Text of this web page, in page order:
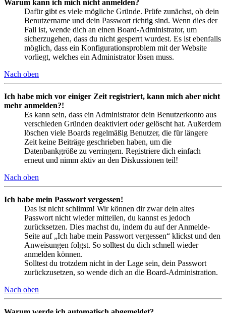
Warum kann ich mich nicht anmelden?
Dafür gibt es viele mögliche Gründe. Prüfe zunächst, ob dein
Benutzername und dein Passwort richtig sind. Wenn dies der
Fall ist, wende dich an einen Board-Administrator, um
sicherzugehen, dass du nicht gesperrt wurdest. Es ist ebenfalls
möglich, dass ein Konfigurationsproblem mit der Website
vorliegt, welches ein Administrator lösen muss.
Nach oben
Ich habe mich vor einiger Zeit registriert, kann mich aber nicht
mehr anmelden?!
Es kann sein, dass ein Administrator dein Benutzerkonto aus
verschieden Gründen deaktiviert oder gelöscht hat. Außerdem
löschen viele Boards regelmäßig Benutzer, die für längere
Zeit keine Beiträge geschrieben haben, um die
Datenbankgröße zu verringern. Registriere dich einfach
erneut und nimm aktiv an den Diskussionen teil!
Nach oben
Ich habe mein Passwort vergessen!
Das ist nicht schlimm! Wir können dir zwar dein altes
Passwort nicht wieder mitteilen, du kannst es jedoch
zurücksetzen. Dies machst du, indem du auf der Anmelde-
Seite auf „Ich habe mein Passwort vergessen“ klickst und den
Anweisungen folgst. So solltest du dich schnell wieder
anmelden können.
Solltest du trotzdem nicht in der Lage sein, dein Passwort
zurückzusetzen, so wende dich an die Board-Administration.
Nach oben